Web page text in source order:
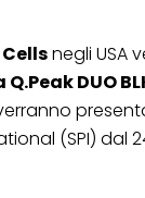
negli USA
DUO
(SPI) dal